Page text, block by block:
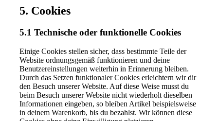
5. Cookies
5.1 Technische oder funktionelle Cookies
Einige Cookies stellen sicher, dass bestimmte Teile der
Website ordnungsgemäß funktionieren und deine
Benutzereinstellungen weiterhin in Erinnerung bleiben.
Durch das Setzen funktionaler Cookies erleichtern wir dir
den Besuch unserer Website. Auf diese Weise musst du
beim Besuch unserer Website nicht wiederholt dieselben
Informationen eingeben, so bleiben Artikel beispielsweise
in deinem Warenkorb, bis du bezahlst. Wir können diese